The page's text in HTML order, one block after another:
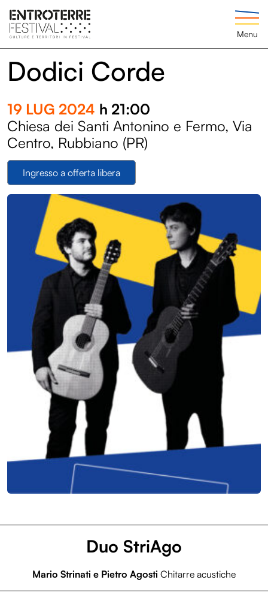
Menu
Dodici Corde
19 LUG 2024 h 21:00
Chiesa dei Santi Antonino e Fermo, Via
Centro, Rubbiano (PR)
Ingresso a offerta libera
Duo StriAgo
Mario Strinati e Pietro Agosti Chitarre acustiche